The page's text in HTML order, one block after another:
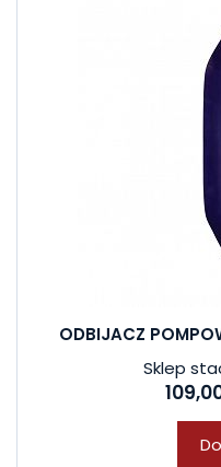
ODBIJACZ
Sklep